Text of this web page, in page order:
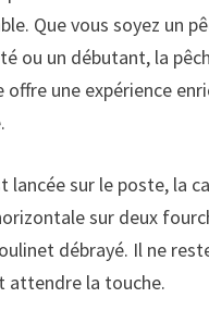
Que vous soyez un
ou un débutant, la
offre une expérience
lancée sur le poste, la
sur deux
débrayé. Il ne
attendre la touche.